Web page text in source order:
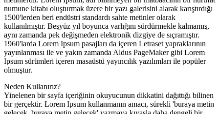
numune kitabı oluşturmak üzere bir yazı galerisini alarak karıştırdığı
1500'lerden beri endüstri standardı sahte metinler olarak
kullanılmıştır. Beşyüz yıl boyunca varlığını sürdürmekle kalmamış,
aynı zamanda pek değişmeden elektronik dizgiye de sıçramıştır.
1960'larda Lorem Ipsum pasajları da içeren Letraset yapraklarının
yayınlanması ile ve yakın zamanda Aldus PageMaker gibi Lorem
Ipsum sürümleri içeren masaüstü yayıncılık yazılımları ile popüler
olmuştur.
Neden Kullanırız?
Yinelenen bir sayfa içeriğinin okuyucunun dikkatini dağıttığı bilinen
bir gerçektir. Lorem Ipsum kullanmanın amacı, sürekli 'buraya metin